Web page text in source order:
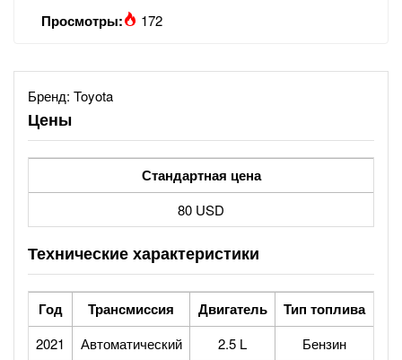
Просмотры: 172
Бренд: Toyota
Цены
Стандартная цена
80 USD
Технические характеристики
Год Трансмиссия Двигатель Тип топлива
2021 Автоматический 2.5 L Бензин